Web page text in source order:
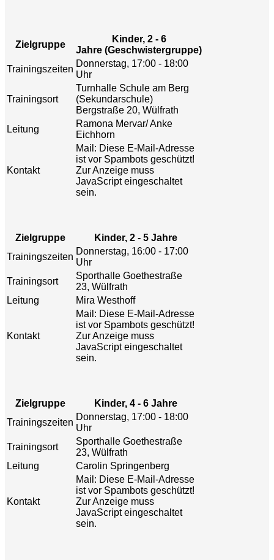
Zielgruppe
Kinder, 2 - 6
Jahre (Geschwistergruppe)
Trainingszeiten
Donnerstag, 17:00 - 18:00
Uhr
Trainingsort
Turnhalle Schule am Berg
(Sekundarschule)
Bergstraße 20, Wülfrath
Leitung
Ramona Mervar/ Anke
Eichhorn
Kontakt
Mail: Diese E-Mail-Adresse
ist vor Spambots geschützt!
Zur Anzeige muss
JavaScript eingeschaltet
sein.
Zielgruppe
Kinder, 2 - 5 Jahre
Trainingszeiten
Donnerstag, 16:00 - 17:00
Uhr
Trainingsort
Sporthalle Goethestraße
23, Wülfrath
Leitung
Mira Westhoff
Kontakt
Mail: Diese E-Mail-Adresse
ist vor Spambots geschützt!
Zur Anzeige muss
JavaScript eingeschaltet
sein.
Zielgruppe
Kinder, 4 - 6 Jahre
Trainingszeiten
Donnerstag, 17:00 - 18:00
Uhr
Trainingsort
Sporthalle Goethestraße
23, Wülfrath
Leitung
Carolin Springenberg
Kontakt
Mail: Diese E-Mail-Adresse
ist vor Spambots geschützt!
Zur Anzeige muss
JavaScript eingeschaltet
sein.